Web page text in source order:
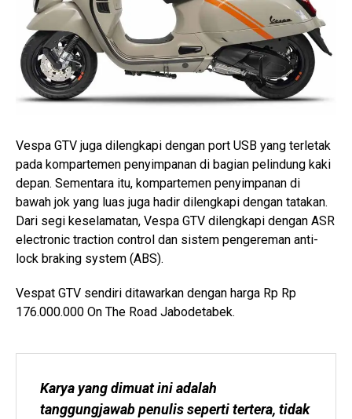
Vespa GTV juga dilengkapi dengan port USB yang terletak
pada kompartemen penyimpanan di bagian pelindung kaki
depan. Sementara itu, kompartemen penyimpanan di
bawah jok yang luas juga hadir dilengkapi dengan tatakan.
Dari segi keselamatan, Vespa GTV dilengkapi dengan ASR
electronic traction control dan sistem pengereman anti-
lock braking system (ABS).
Vespat GTV sendiri ditawarkan dengan harga Rp Rp
176.000.000 On The Road Jabodetabek.
Karya yang dimuat ini adalah
tanggungjawab penulis seperti tertera, tidak